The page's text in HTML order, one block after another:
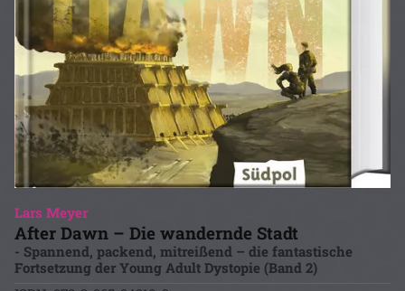
Lars Meyer
After Dawn – Die wandernde Stadt
- Spannend, packend, mitreißend – die fantastische
Fortsetzung der Young Adult Dystopie (Band 2)